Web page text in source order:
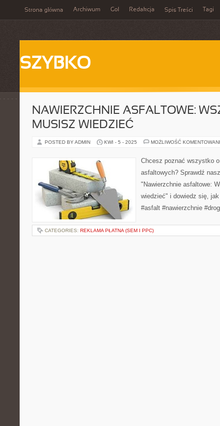
Strona główna Archiwum Gol Redakcja Spis Treści Tagi
SZYBKO
NAWIERZCHNIE ASFALTOWE:
MUSISZ WIEDZIEĆ
POSTED BY ADMIN KWI - 5 - 2025 MOŻLIWOŚĆ
Chcesz poznać wszystko
asfaltowych? Sprawdź
"Nawierzchnie asfaltowe:
wiedzieć" i dowiedz się,
#asfalt #nawierzchnie
CATEGORIES: REKLAMA PŁATNA (SEM I PPC)